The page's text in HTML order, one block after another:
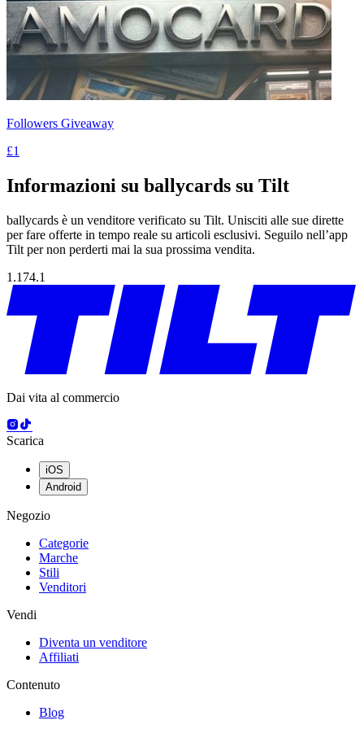
Followers Giveaway
£1
Informazioni su ballycards su Tilt
ballycards è un venditore verificato su Tilt. Unisciti alle sue dirette
per fare offerte in tempo reale su articoli esclusivi. Seguilo nell’app
Tilt per non perderti mai la sua prossima vendita.
1.174.1
Dai vita al commercio
Scarica
iOS
Android
Negozio
Categorie
Marche
Stili
Venditori
Vendi
Diventa un venditore
Affiliati
Contenuto
Blog